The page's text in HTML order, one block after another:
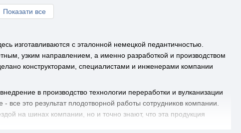
изготавливаются с эталонной немецкой педантичностью.
узким направлением, а именно разработкой и производством
конструкторами, специалистами и инженерами компании
в производство технологии переработки и вулканизации
это результат плодотворной работы сотрудников компании.
на шинах компании, но и точно знают, что эта продукция
Показати все